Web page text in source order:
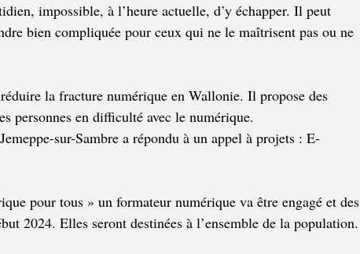
impossible, à l’heure actuelle, d’y échapper. Il peut
bien compliquée pour ceux qui ne le maîtrisent pas ou ne
la fracture numérique en Wallonie. Il propose des
personnes en difficulté avec le numérique.
sur-Sambre a répondu à un appel à projets : E-
pour tous » un formateur numérique va être engagé et des
2024. Elles seront destinées à l’ensemble de la population.